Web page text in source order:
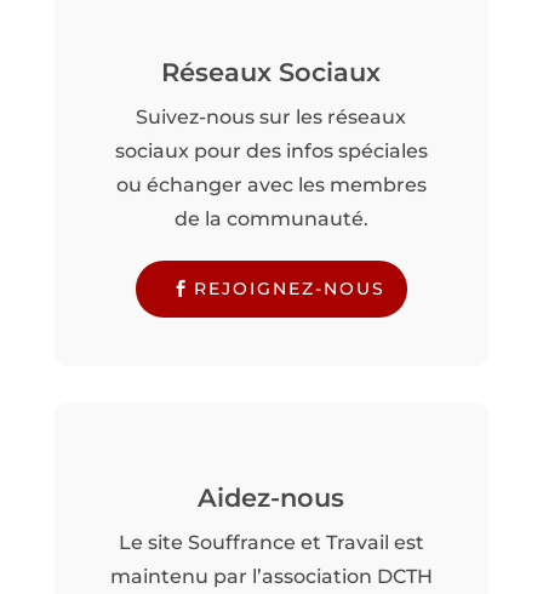
Réseaux Sociaux
Suivez-nous sur les réseaux
sociaux pour des infos spéciales
ou échanger avec les membres
de la communauté.
REJOIGNEZ-NOUS
Aidez-nous
Le site Souffrance et Travail est
maintenu par l’association DCTH